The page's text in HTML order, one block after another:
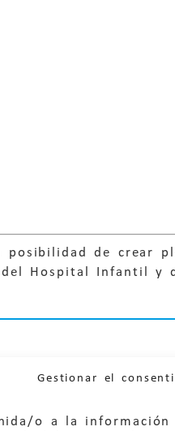
Gestionar el
o a la
de crear
del Hospital Infantil y